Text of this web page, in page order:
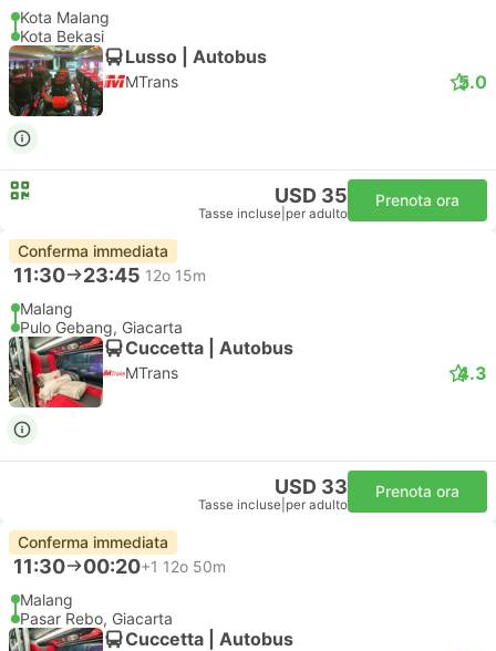
Kota Malang
Kota Bekasi
Lusso | Autobus
MTrans 5.0
USD 35
Tasse incluse per adulto
Prenota ora
Conferma immediata
11:30 23:45 12o 15m
Malang
Pulo Gebang, Giacarta
Cuccetta | Autobus
MTrans 4.3
USD 33
Tasse incluse per adulto
Prenota ora
Conferma immediata
11:30 00:20+1 12o 50m
Malang
Pasar Rebo, Giacarta
Cuccetta | Autobus